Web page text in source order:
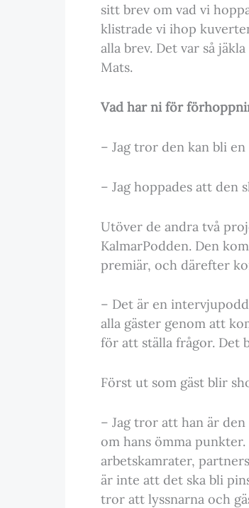
sitt brev om vad vi
klistrade vi ihop
alla brev. Det var så
Mats.
Vad har ni för
– Jag tror den kan bli
– Jag hoppades att den
Utöver de andra två
KalmarPodden. Den
premiär, och därefter
– Det är en
alla gäster genom att
för att ställa frågor. Det
Först ut som gäst blir
– Jag tror att han är
om hans ömma
arbetskamrater,
är inte att det ska bli
tror att lyssnarna och